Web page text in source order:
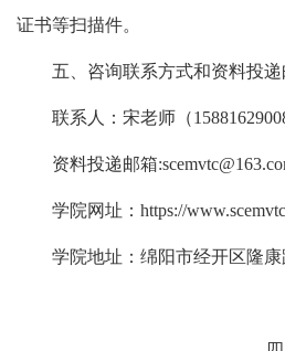
证书等扫描件。
五、咨询联系方式和资料投递
联系人：宋老师（
资料投递邮箱
学院网址：https://
学院地址：绵阳市经开区隆康